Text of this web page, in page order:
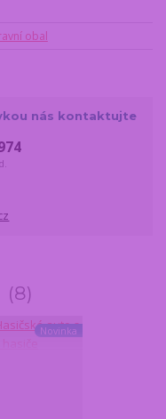
obal
nás kontaktujte
8
Novinka